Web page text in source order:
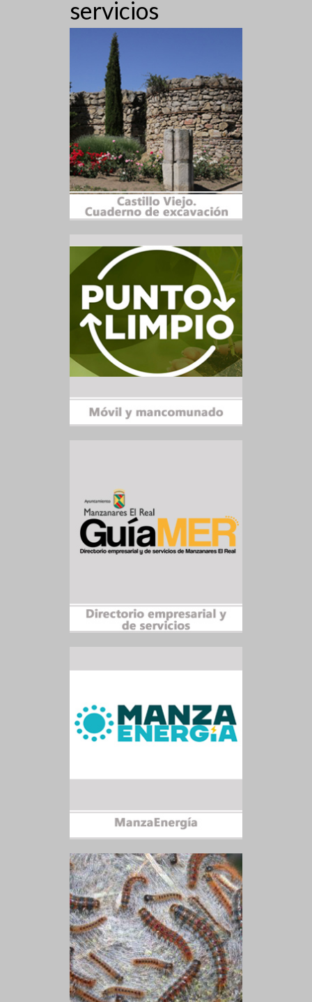
servicios